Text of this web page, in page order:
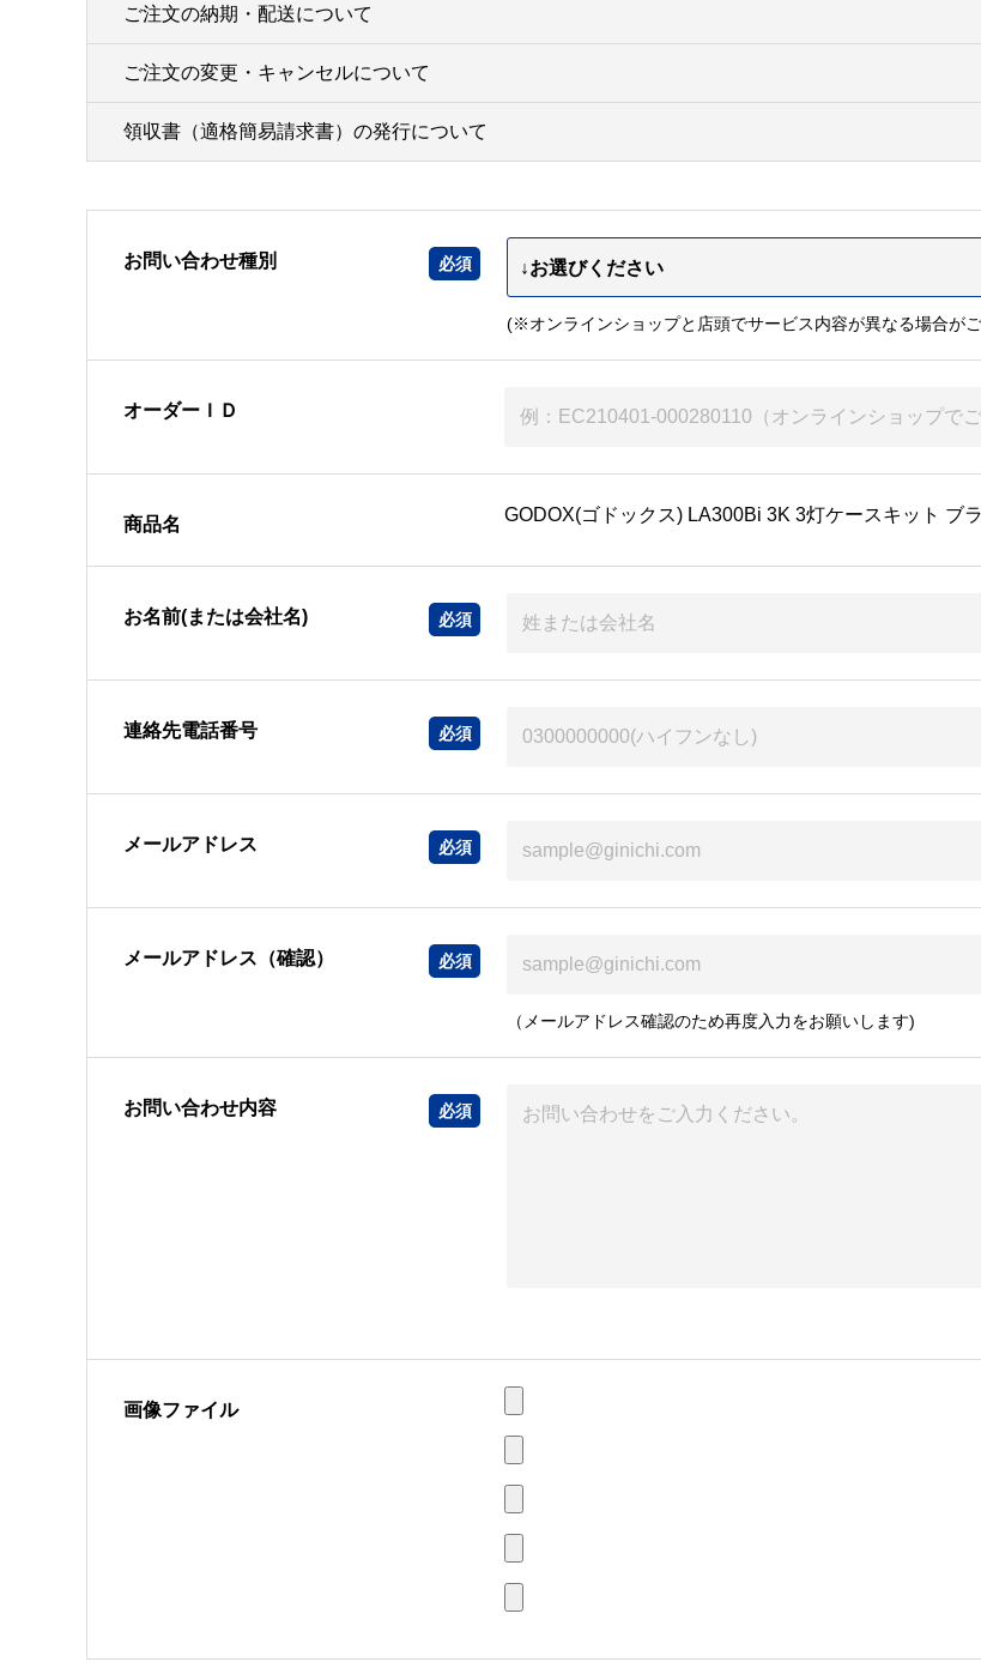
ご注文の納期・配送について
ご注文の変更・キャンセルについて
領収書（適格簡易請求書）の発行について
お問い合わせ種別
(※オンラインショップと店頭でサービス内容が異なる場合が
オーダーＩＤ
商品名 GODOX(ゴドックス) LA300Bi 3K 3灯ケースキット ブ
お名前(または会社名)
連絡先電話番号
メールアドレス
メールアドレス（確認）
（メールアドレス確認のため再度入力をお願いします)
お問い合わせ内容
画像ファイル